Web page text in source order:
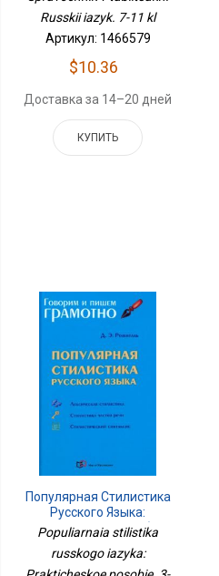
Russkii iazyk. 7-11 kl
Артикул: 1466579
$10.36
Доставка за 14–20 дней
КУПИТЬ
Популярная Стилистика
Русского Языка:
Практическое Пособие.
3-Е Изд., Перераб.и Доп
Populiarnaia stilistika
russkogo iazyka: